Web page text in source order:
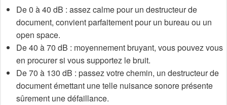
De 0 à 40 dB : assez calme pour un destructeur de
document, convient parfaitement pour un bureau ou un
open space.
De 40 à 70 dB : moyennement bruyant, vous pouvez vous
en procurer si vous supportez le bruit.
De 70 à 130 dB : passez votre chemin, un destructeur de
document émettant une telle nuisance sonore présente
sûrement une défaillance.